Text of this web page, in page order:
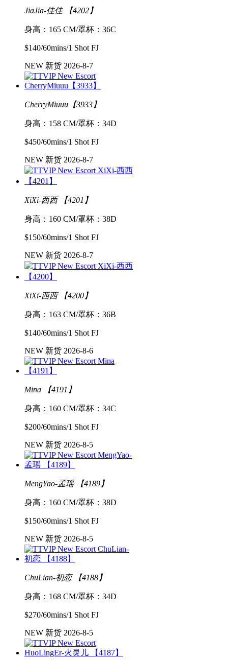
JiaJia-佳佳 【4202】
身高：165 CM/罩杯：36C
$140/60mins/1 Shot FJ
NEW 新货 2026-8-7
CherryMiuuu【3933】
身高：158 CM/罩杯：34D
$450/60mins/1 Shot FJ
NEW 新货 2026-8-7
XiXi-西西 【4201】
身高：160 CM/罩杯：38D
$150/60mins/1 Shot FJ
NEW 新货 2026-8-7
XiXi-西西 【4200】
身高：163 CM/罩杯：36B
$140/60mins/1 Shot FJ
NEW 新货 2026-8-6
Mina 【4191】
身高：160 CM/罩杯：34C
$200/60mins/1 Shot FJ
NEW 新货 2026-8-5
MengYao-孟瑶 【4189】
身高：160 CM/罩杯：38D
$150/60mins/1 Shot FJ
NEW 新货 2026-8-5
ChuLian-初恋 【4188】
身高：168 CM/罩杯：34D
$270/60mins/1 Shot FJ
NEW 新货 2026-8-5